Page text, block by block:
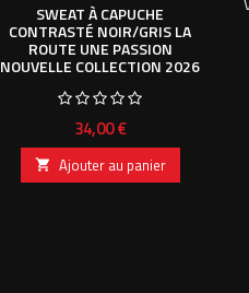
SWEAT À CAPUCHE
CONTRASTÉ NOIR/GRIS LA
ROUTE UNE PASSION
NOUVELLE COLLECTION 2026
Prix
34,00 €
 Ajouter au panier